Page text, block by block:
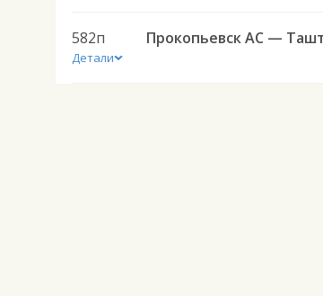
582п
Детали